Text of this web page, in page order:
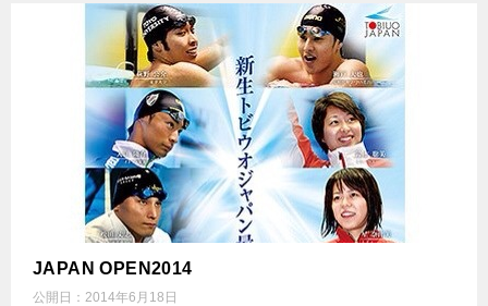
JAPAN OPEN2014
公開日： 2014年6月18日